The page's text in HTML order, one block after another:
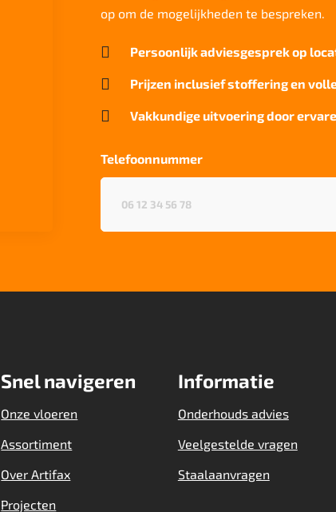
op om de mogelijkheden te bespreken.
 Persoonlijk adviesgesprek op
 Prijzen inclusief stoffering en
 Vakkundige uitvoering door
Telefoonnummer
Snel navigeren
Onze vloeren
Assortiment
Over Artifax
Projecten
Informatie
Onderhouds advies
Veelgestelde vragen
Staalaanvragen